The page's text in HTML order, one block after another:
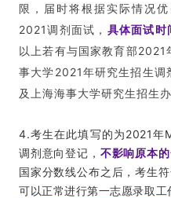
限，届时将根据实际情况
2021调剂面试， 具体面试时
以上若有与国家教育部2021
事大学2021年研究生招生调
及上海海事大学研究生招生
4.考生在此填写的为2021年
调剂意向登记， 不影响原本
国家分数线公布之后，考生
可以正常进行第一志愿录取工